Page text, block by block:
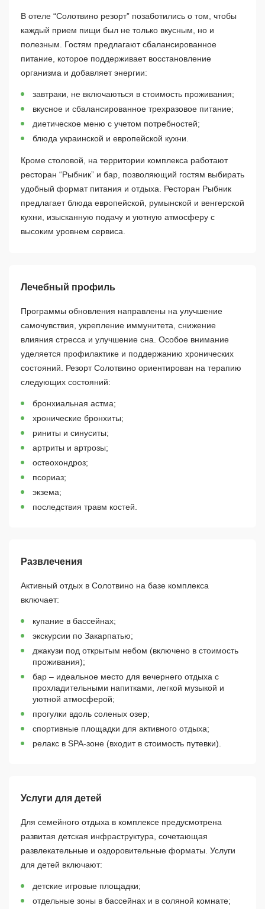
В отеле “Солотвино резорт” позаботились о том, чтобы
каждый прием пищи был не только вкусным, но и
полезным. Гостям предлагают сбалансированное
питание, которое поддерживает восстановление
организма и добавляет энергии:
завтраки, не включаються в стоимость проживания;
вкусное и сбалансированное трехразовое питание;
диетическое меню с учетом потребностей;
блюда украинской и европейской кухни.
Кроме столовой, на территории комплекса работают
ресторан “Рыбник” и бар, позволяющий гостям выбирать
удобный формат питания и отдыха. Ресторан Рыбник
предлагает блюда европейской, румынской и венгерской
кухни, изысканную подачу и уютную атмосферу с
высоким уровнем сервиса.
Лечебный профиль
Программы обновления направлены на улучшение
самочувствия, укрепление иммунитета, снижение
влияния стресса и улучшение сна. Особое внимание
уделяется профилактике и поддержанию хронических
состояний. Резорт Солотвино ориентирован на терапию
следующих состояний:
бронхиальная астма;
хронические бронхиты;
риниты и синуситы;
артриты и артрозы;
остеохондроз;
псориаз;
экзема;
последствия травм костей.
Развлечения
Активный отдых в Солотвино на базе комплекса
включает:
купание в бассейнах;
экскурсии по Закарпатью;
джакузи под открытым небом (включено в стоимость
проживания);
бар – идеальное место для вечернего отдыха с
прохладительными напитками, легкой музыкой и
уютной атмосферой;
прогулки вдоль соленых озер;
спортивные площадки для активного отдыха;
релакс в SPA-зоне (входит в стоимость путевки).
Услуги для детей
Для семейного отдыха в комплексе предусмотрена
развитая детская инфраструктура, сочетающая
развлекательные и оздоровительные форматы. Услуги
для детей включают:
детские игровые площадки;
отдельные зоны в бассейнах и в соляной комнате;